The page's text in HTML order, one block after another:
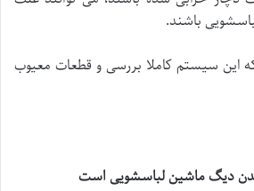
باشند.
این سیستم کاملا بررسی و قطعات معیوب
دیگ ماشین لباسشویی است